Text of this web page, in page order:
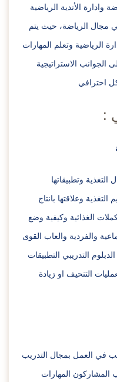
وادارة الأندية الرياضية
مجال الرياضة، حيث يتم
الرياضية وتعلم المهارات
الجوانب الاستراتيجية
احترافي
:
وتطبيقاتها
وعلاقتها بانتاج
الغذائية وكيفية وضع
والفردية والعاب القوى
التدريبي التطبيقات
التنحيف او زيادة
في العمل بمجال التدريب
المشاركون المهارات